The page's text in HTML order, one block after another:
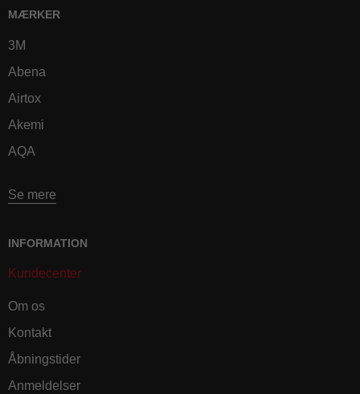
MÆRKER
3M
Abena
Airtox
Akemi
AQA
Se mere
INFORMATION
Kundecenter
Om os
Kontakt
Åbningstider
Anmeldelser